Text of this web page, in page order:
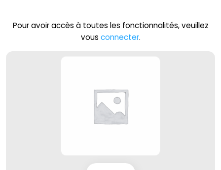
Pour avoir accès à toutes les fonctionnalités, veuillez
vous connecter.